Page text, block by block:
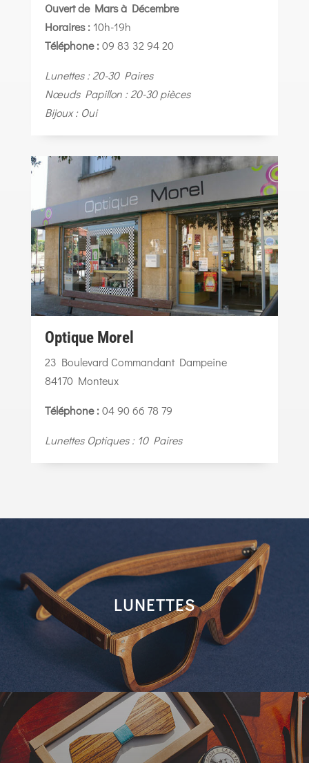
Ouvert de Mars à Décembre
Horaires :10h-19h
Téléphone :09 83 32 94 20
Lunettes : 20-30 Paires
Nœuds Papillon : 20-30 pièces
Bijoux : Oui
Optique Morel
23 Boulevard Commandant Dampeine
84170 Monteux
Téléphone :04 90 66 78 79
Lunettes Optiques : 10 Paires
LUNETTES